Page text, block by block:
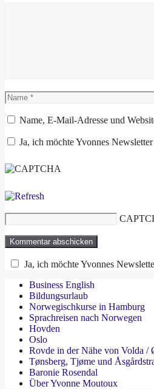
Name
Name, E-Mail-Adresse und
Ja, ich möchte Yvonnes
Ja, ich möchte Yvonnes
Business English
Bildungsurlaub
Norwegischkurse in Hamburg
Sprachreisen nach Norwegen
Hovden
Oslo
Rovde in der Nähe von Volda /
Tønsberg, Tjøme und
Baronie Rosendal
Über Yvonne Moutoux